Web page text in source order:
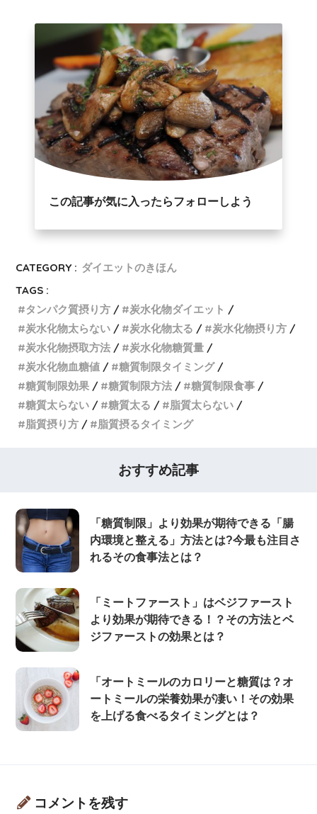
この記事が気に入ったらフォローしよう
CATEGORY : ダイエットのきほん
TAGS :
タンパク質摂り方
炭水化物ダイエット
炭水化物太らない
炭水化物太る
炭水化物摂り方
炭水化物摂取方法
炭水化物糖質量
炭水化物血糖値
糖質制限タイミング
糖質制限効果
糖質制限方法
糖質制限食事
糖質太らない
糖質太る
脂質太らない
脂質摂り方
脂質摂るタイミング
おすすめ記事
「糖質制限」より効果が期待できる「腸
内環境と整える」方法とは?今最も注目さ
れるその食事法とは？
「ミートファースト」はベジファースト
より効果が期待できる！？その方法とベ
ジファーストの効果とは？
「オートミールのカロリーと糖質は？オ
ートミールの栄養効果が凄い！その効果
を上げる食べるタイミングとは？
コメントを残す